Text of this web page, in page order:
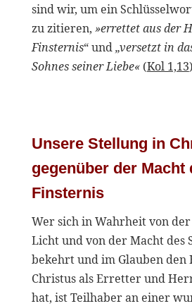
sind wir, um ein
zu zitieren, »errettet aus der
Finsternis“ und„versetzt in
Sohnes seiner Liebe«(Kol 1,13
Unsere Stellung in
gegenüber der Macht
Finsternis
Wer sich in Wahrheit von
Licht und von der Macht des
bekehrt und im Glauben den
Christus als Erretter und
hat, ist Teilhaber an einer